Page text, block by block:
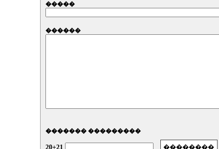
�����
������
������� ���������
20+21